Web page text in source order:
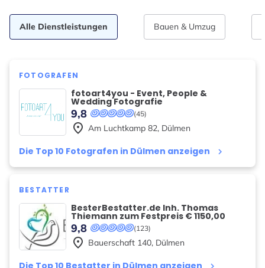
Alle Dienstleistungen Bauen & Umzug
FOTOGRAFEN
fotoart4you - Event, People &
Wedding Fotografie
(45)
9,8
Die Top 10 Fotografen in Dülmen anzeigen keyboard_arrow_right
place Am Luchtkamp 82, Dülmen
BESTATTER
BesterBestatter.de Inh. Thomas
Thiemann zum Festpreis € 1150,00
(123)
9,8
place Bauerschaft 140, Dülmen